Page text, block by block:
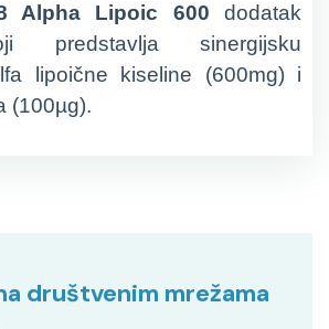
Alpha Lipoic 600 dodatak
predstavlja sinergijsku
lipoične kiseline (600mg) i
(100µg).
društvenim mrežama